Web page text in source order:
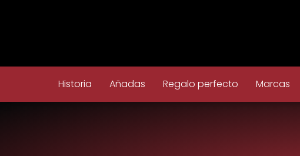
Historia Añadas Regalo perfecto Marcas